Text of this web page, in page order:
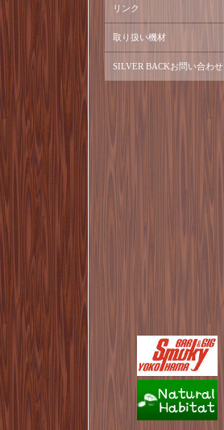
リンク
取り扱い機材
SILVER BACKお問い合わせ